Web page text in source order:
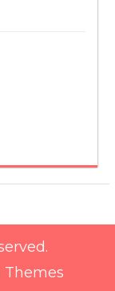
Themes